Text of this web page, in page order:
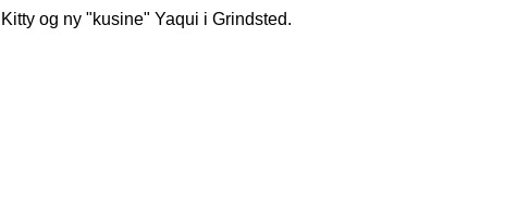
og ny "kusine" Yaqui i Grindsted.